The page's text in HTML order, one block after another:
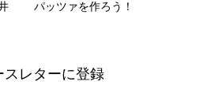
パッツァを作ろう！
スレターに登録